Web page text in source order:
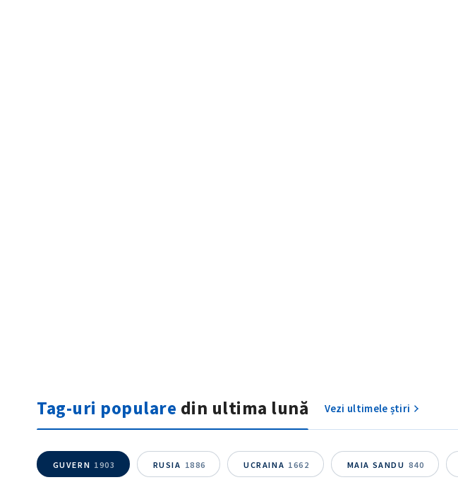
Tag-uri populare din ultima lună Vezi ultimele știri
GUVERN 1903 RUSIA 1886 UCRAINA 1662 MAIA SANDU 840
Fotografie + Încarcă imagine
Link media + Link media